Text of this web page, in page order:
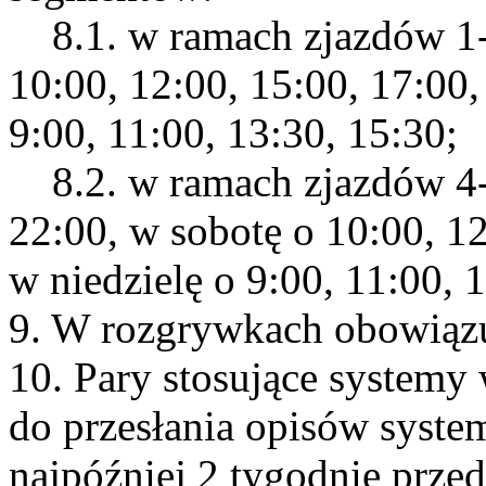
8.1. w ramach zjazdów
10:00, 12:00, 15:00,
9:00, 11:00, 13:30, 15:30;
8.2. w ramach zjazdów
22:00, w sobotę o 10:00,
w niedzielę o 9:00, 11:00,
9. W rozgrywkach
10. Pary stosujące
do przesłania opisów
najpóźniej 2 tygodnie